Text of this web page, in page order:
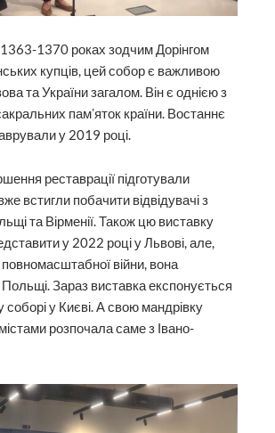
1370 роках зодчим Дорінгом
купців, цей собор є важливою
та України загалом. Він є однією з
памʼяток країни. Востаннє
у 2019 році.
реставрації підготували
встигли побачити відвідувачі з
та Вірменії. Також цю виставку
у 2022 році у Львові, але,
війни, вона
Зараз виставка експонується
у Києві. А свою мандрівку
розпочала саме з Івано-